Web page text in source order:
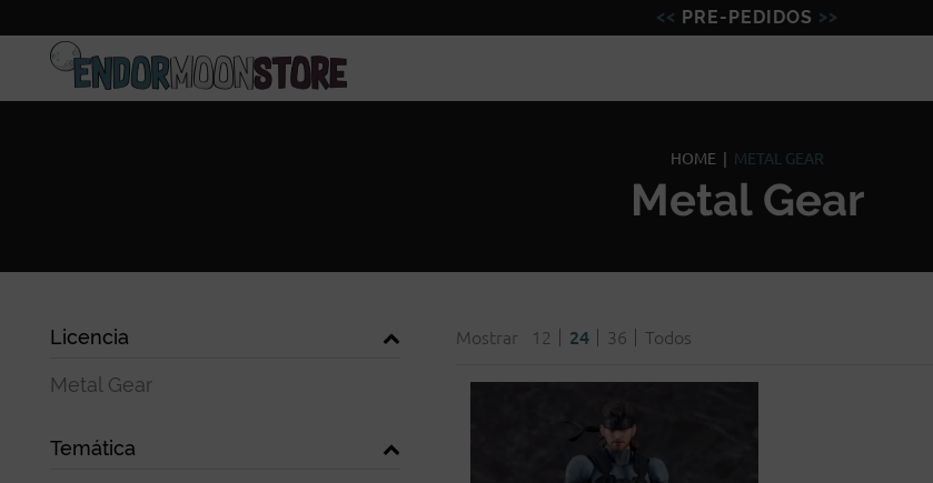
PRE-PEDIDOS
Inicio Pre-pedidos Figuras Miniaturas
HOME METAL GEAR
Metal Gear
Mostrar 12 24 36 Todos
Licencia
Metal Gear
Temática